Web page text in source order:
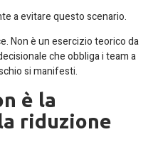
a evitare questo scenario.
Non è un esercizio teorico da
che obbliga i team a
si manifesti.
è la
riduzione